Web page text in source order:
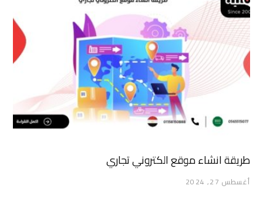
طريقة انشاء موقع الكتروني تجاري
أغسطس 27, 2024